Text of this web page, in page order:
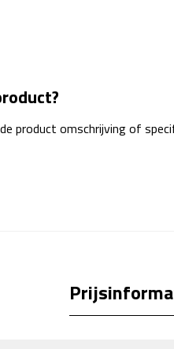
product omschrijving of